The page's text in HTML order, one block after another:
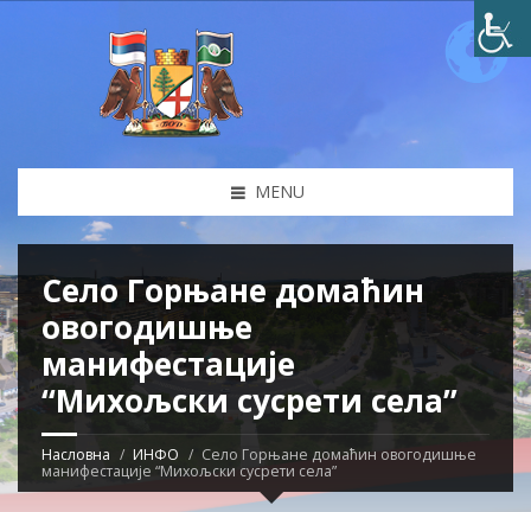
MENU
Село Горњане домаћин
овогодишње
манифестације
“Михољски сусрети села”
Насловна ИНФО
Село Горњане домаћин овогодишње
манифестације “Михољски сусрети села”